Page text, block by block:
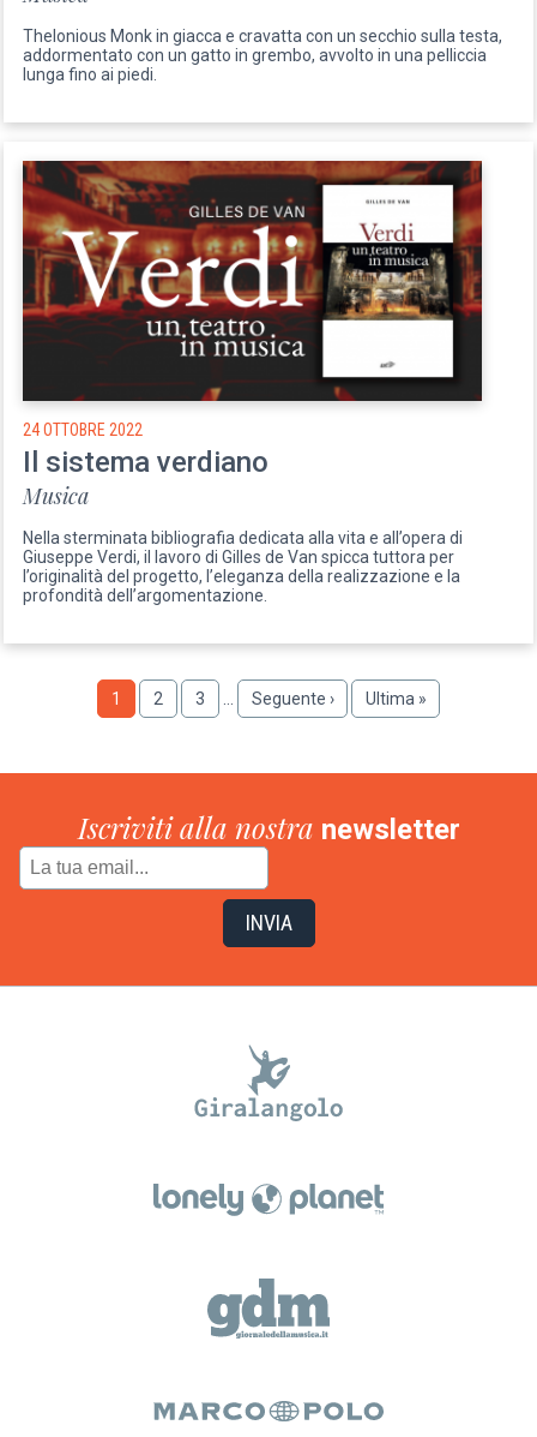
Thelonious Monk in giacca e cravatta con un secchio sulla testa,
addormentato con un gatto in grembo, avvolto in una pelliccia
lunga fino ai piedi.
24 OTTOBRE 2022
Il sistema verdiano
Musica
Nella sterminata bibliografia dedicata alla vita e all’opera di
Giuseppe Verdi, il lavoro di Gilles de Van spicca tuttora per
l’originalità del progetto, l’eleganza della realizzazione e la
profondità dell’argomentazione.
PaginazionePagina
1 Pagina
2 Pagina
3 …
Pagina
successiva
Seguente ›
Ultima
pagina
Ultima »
Iscriviti alla nostra newsletter